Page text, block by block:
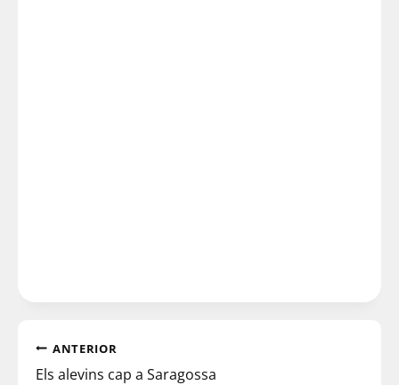
ANTERIOR
Els alevins cap a Saragossa